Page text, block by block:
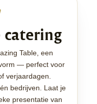
Table, een
— perfect voor
verjaardagen.
bedrijven. Laat je
presentatie van